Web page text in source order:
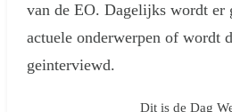
van de EO. Dagelijks wordt er
actuele onderwerpen of wordt
geinterviewd.
Dit is de Dag